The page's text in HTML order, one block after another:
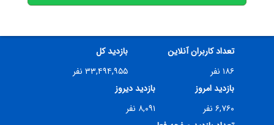
تعداد کاربران آنلاین
۱۸۶ نفر
بازدید کل
۳۳,۴۹۴,۹۵۵ نفر
بازدید امروز
۶,۷۶۰ نفر
بازدید دیروز
۸,۰۹۱ نفر